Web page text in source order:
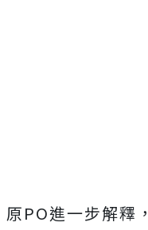
原PO進一步解釋